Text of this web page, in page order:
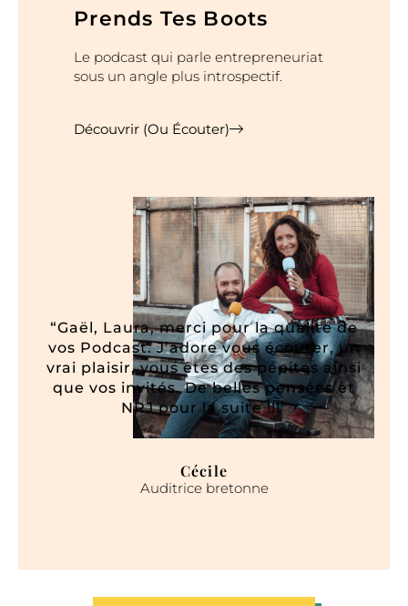
Prends Tes Boots
Le podcast qui parle entrepreneuriat
sous un angle plus introspectif.
Découvrir (ou Écouter)
Témoignages 5*
“Gaël, Laura, merci pour la qualité de
vos Podcast. J’adore vous écouter, un
vrai plaisir, vous êtes des pépites ainsi
que vos invités. De belles pensées et
NRJ pour la suite !!!”
Cécile
Auditrice bretonne